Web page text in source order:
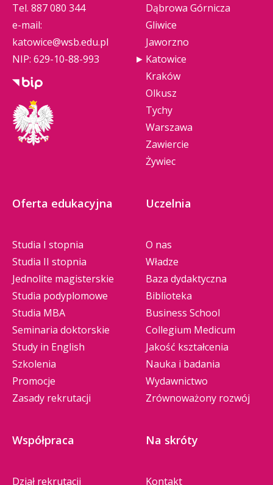
Tel. 887 080 344
e-mail:
katowice@wsb.edu.pl
NIP: 629-10-88-993
Dąbrowa Górnicza
Gliwice
Jaworzno
Katowice
Kraków
Olkusz
Tychy
Warszawa
Zawiercie
Żywiec
Oferta edukacyjna
Studia I stopnia
Studia II stopnia
Jednolite magisterskie
Studia podyplomowe
Studia MBA
Seminaria doktorskie
Study in English
Szkolenia
Promocje
Zasady rekrutacji
Uczelnia
O nas
Władze
Baza dydaktyczna
Biblioteka
Business School
Collegium Medicum
Jakość kształcenia
Nauka i badania
Wydawnictwo
Zrównoważony rozwój
Współpraca
Dział rekrutacji
Na skróty
Kontakt